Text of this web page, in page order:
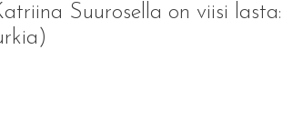
Suurosella on viisi